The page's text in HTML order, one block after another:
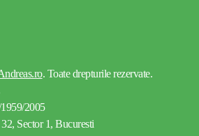
. Toate drepturile rezervate.
2005
Sector 1, Bucuresti